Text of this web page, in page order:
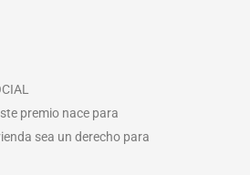
premio nace para
sea un derecho para